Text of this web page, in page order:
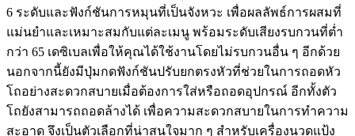
6 ระดับและฟังก์ชันการหมุนที่เป็นจังหวะ เพื่อผลลัพธ์การผสมที่
แม่นยำและเหมาะสมกับแต่ละเมนู พร้อมระดับเสียงรบกวนที่ต่ำ
กว่า 65 เดซิเบลเพื่อให้คุณได้ใช้งานโดยไม่รบกวนอื่น ๆ อีกด้วย
นอกจากนี้ยังมีปุ่มกดฟังก์ชันปรับยกตรงหัวที่ช่วยในการถอดหัว
โถอย่างสะดวกสบายเมื่อต้องการใส่หรือถอดอุปกรณ์ อีกทั้งตัว
โถยังสามารถถอดล้างได้ เพื่อความสะดวกสบายในการทำความ
สะอาด จึงเป็นตัวเลือกที่น่าสนใจมาก ๆ สำหรับเครื่องนวดแป้ง